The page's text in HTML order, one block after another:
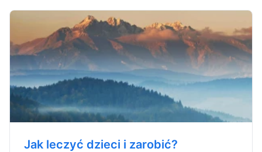
Jak leczyć dzieci i zarobić?